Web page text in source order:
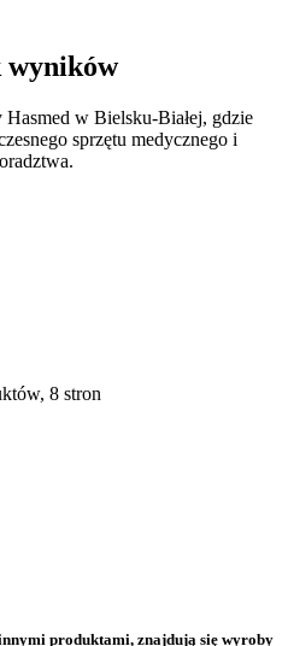
w Bielsku-Białej, gdzie
sprzętu medycznego i
8 stron
produktami, znajdują się wyroby